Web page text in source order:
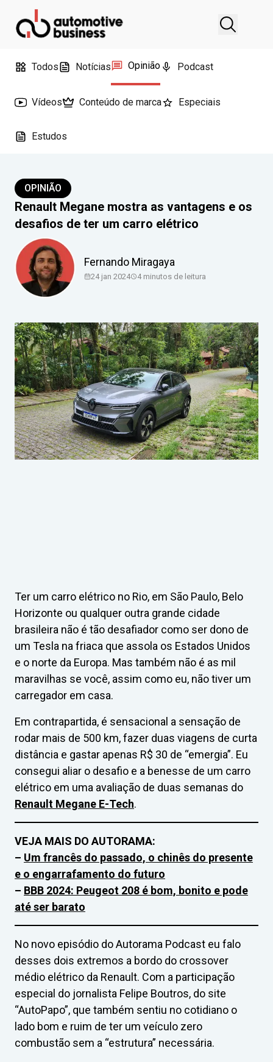
Todos Notícias Opinião Podcast
Vídeos Conteúdo de marca Especiais
Estudos
OPINIÃO
Renault Megane mostra as vantagens e os
desafios de ter um carro elétrico
Fernando Miragaya
24 jan 2024 4 minutos de leitura
Ter um carro elétrico no Rio, em São Paulo, Belo
Horizonte ou qualquer outra grande cidade
brasileira não é tão desafiador como ser dono de
um Tesla na friaca que assola os Estados Unidos
e o norte da Europa. Mas também não é as mil
maravilhas se você, assim como eu, não tiver um
carregador em casa.
Em contrapartida, é sensacional a sensação de
rodar mais de 500 km, fazer duas viagens de curta
distância e gastar apenas R$ 30 de “emergia”. Eu
consegui aliar o desafio e a benesse de um carro
elétrico em uma avaliação de duas semanas do
Renault Megane E-Tech.
VEJA MAIS DO AUTORAMA:
– Um francês do passado, o chinês do presente
e o engarrafamento do futuro
– BBB 2024: Peugeot 208 é bom, bonito e pode
até ser barato
No novo episódio do Autorama Podcast eu falo
desses dois extremos a bordo do crossover
médio elétrico da Renault. Com a participação
especial do jornalista Felipe Boutros, do site
“AutoPapo”, que também sentiu no cotidiano o
lado bom e ruim de ter um veículo zero
combustão sem a “estrutura” necessária.